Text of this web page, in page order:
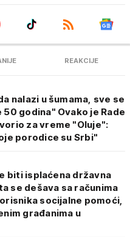
REAKCIJE
nalazi u šumama, sve se
godina" Ovako je Rade
za vreme "Oluje":
porodice su Srbi"
biti isplaćena državna
se dešava sa računima
socijalne pomoći,
građanima u